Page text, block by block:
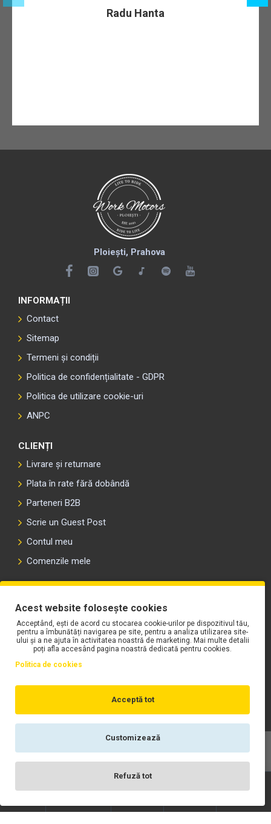
Radu Hanta
Ploiești, Prahova
INFORMAȚII
Contact
Sitemap
Termeni și condiții
Politica de confidențialitate - GDPR
Politica de utilizare cookie-uri
ANPC
CLIENȚI
Livrare și returnare
Plata în rate fără dobândă
Parteneri B2B
Scrie un Guest Post
Contul meu
Comenzile mele
Copyright © WORK Motors
Acest website folosește cookies
Acceptând, ești de acord cu stocarea cookie-urilor pe dispozitivul tău,
pentru a îmbunătăți navigarea pe site, pentru a analiza utilizarea site-
ului și a ne ajuta în activitatea noastră de marketing. Mai multe detalii
poți afla accesând pagina noastră dedicată pentru cookies.
Politica de cookies
Acceptă tot
Customizează
Refuză tot